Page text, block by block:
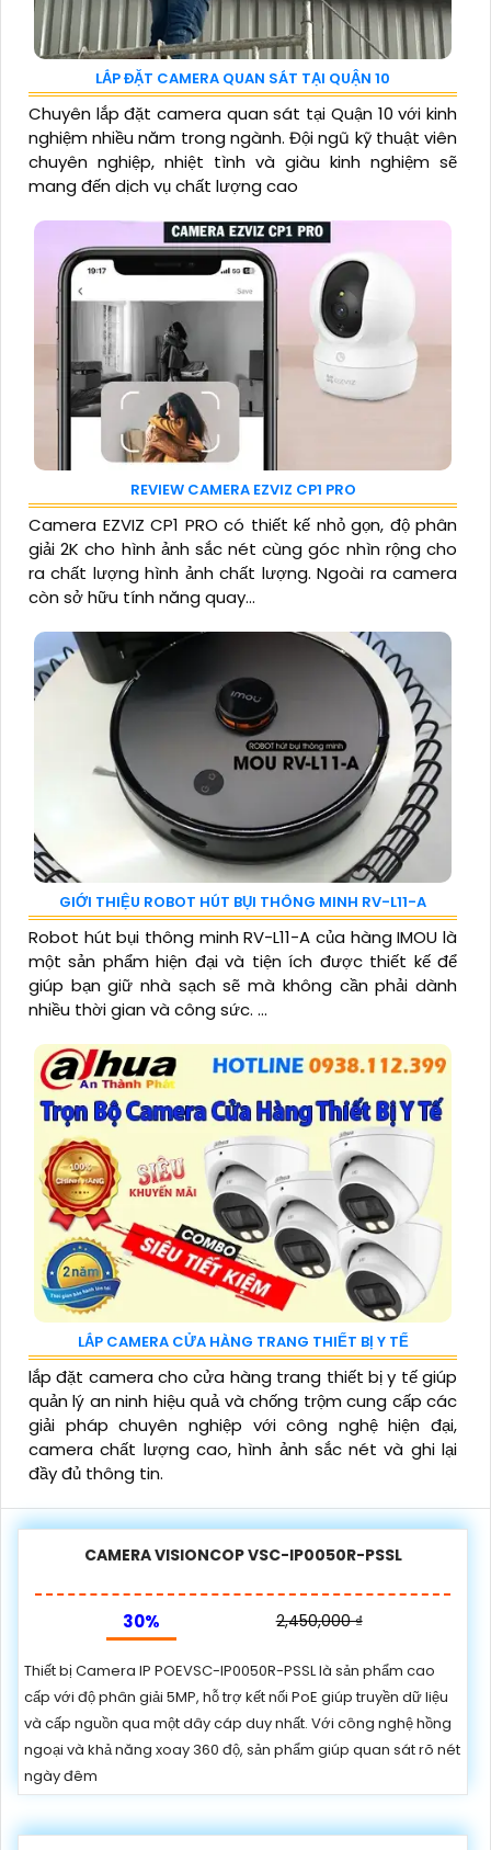
LẮP ĐẶT CAMERA QUAN SÁT TẠI QUẬN 10
Chuyên lắp đặt camera quan sát tại Quận 10 với kinh
nghiệm nhiều năm trong ngành. Đội ngũ kỹ thuật viên
chuyên nghiệp, nhiệt tình và giàu kinh nghiệm sẽ
mang đến dịch vụ chất lượng cao
REVIEW CAMERA EZVIZ CP1 PRO
Camera EZVIZ CP1 PRO có thiết kế nhỏ gọn, độ phân
giải 2K cho hình ảnh sắc nét cùng góc nhìn rộng cho
ra chất lượng hình ảnh chất lượng. Ngoài ra camera
còn sở hữu tính năng quay...
GIỚI THIỆU ROBOT HÚT BỤI THÔNG MINH RV-L11-A
Robot hút bụi thông minh RV-L11-A của hàng IMOU là
một sản phẩm hiện đại và tiện ích được thiết kế để
giúp bạn giữ nhà sạch sẽ mà không cần phải dành
nhiều thời gian và công sức. ...
LẮP CAMERA CỬA HÀNG TRANG THIẾT BỊ Y TẾ
lắp đặt camera cho cửa hàng trang thiết bị y tế giúp
quản lý an ninh hiệu quả và chống trộm cung cấp các
giải pháp chuyên nghiệp với công nghệ hiện đại,
camera chất lượng cao, hình ảnh sắc nét và ghi lại
đầy đủ thông tin.
CAMERA VISIONCOP VSC-IP0050R-PSSL
30% 2,450,000 ₫
Thiết bị Camera IP POEVSC-IP0050R-PSSL là sản phẩm cao
cấp với độ phân giải 5MP, hỗ trợ kết nối PoE giúp truyền dữ liệu
và cấp nguồn qua một dây cáp duy nhất. Với công nghệ hồng
ngoại và khả năng xoay 360 độ, sản phẩm giúp quan sát rõ nét
ngày đêm